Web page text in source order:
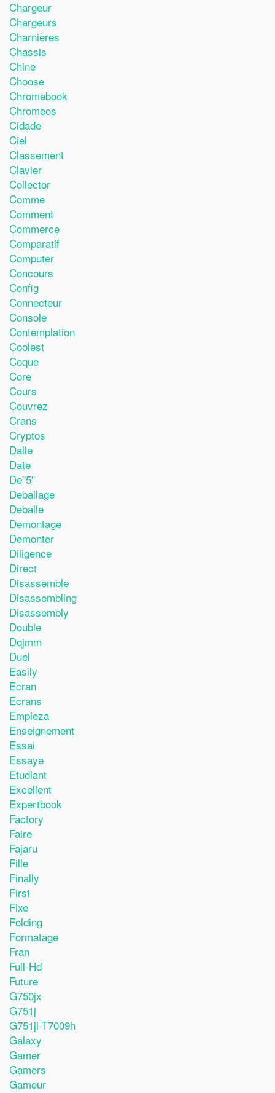
Chargeur
Chargeurs
Charnières
Chassis
Chine
Choose
Chromebook
Chromeos
Cidade
Ciel
Classement
Clavier
Collector
Comme
Comment
Commerce
Comparatif
Computer
Concours
Config
Connecteur
Console
Contemplation
Coolest
Coque
Core
Cours
Couvrez
Crans
Cryptos
Dalle
Date
De''5''
Deballage
Deballe
Demontage
Demonter
Diligence
Direct
Disassemble
Disassembling
Disassembly
Double
Dqjmm
Duel
Easily
Ecran
Ecrans
Empieza
Enseignement
Essai
Essaye
Etudiant
Excellent
Expertbook
Factory
Faire
Fajaru
Fille
Finally
First
Fixe
Folding
Formatage
Fran
Full-Hd
Future
G750jx
G751j
G751jl-T7009h
Galaxy
Gamer
Gamers
Gameur